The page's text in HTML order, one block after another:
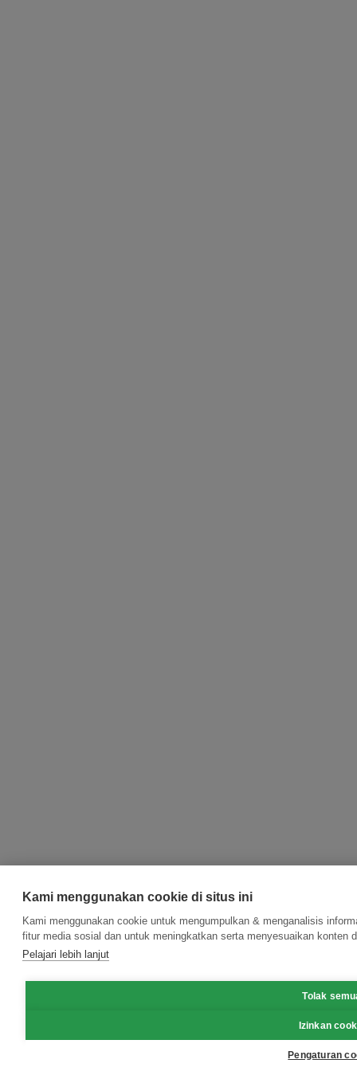
Kami menggunakan cookie di situs ini
Kami menggunakan cookie untuk mengumpulkan & menganalisis
fitur media sosial dan untuk meningkatkan serta menyesuaikan konten
Pelajari lebih lanjut
Tolak
Izinkan
Pengaturan